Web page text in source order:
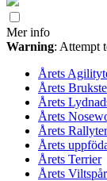
Mer info
Warning: Attempt
Årets
Årets
Årets
Årets
Årets
Årets
Årets Terrier
Årets